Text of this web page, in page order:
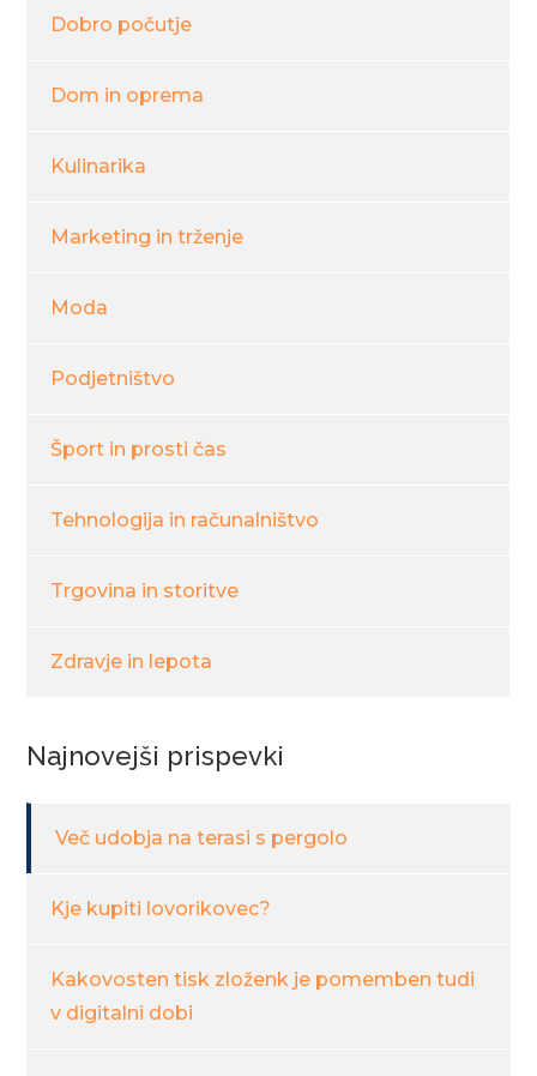
Dobro počutje
Dom in oprema
Kulinarika
Marketing in trženje
Moda
Podjetništvo
Šport in prosti čas
Tehnologija in računalništvo
Trgovina in storitve
Zdravje in lepota
Najnovejši prispevki
Več udobja na terasi s pergolo
Kje kupiti lovorikovec?
Kakovosten tisk zloženk je pomemben tudi
v digitalni dobi